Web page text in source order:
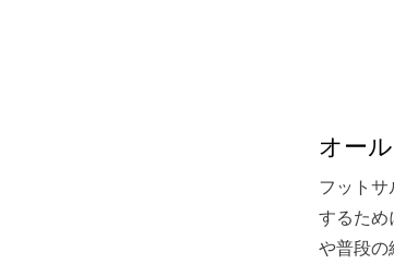
オー
フットサ
するため
や普段の